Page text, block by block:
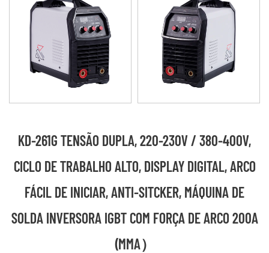
KD-261G TENSÃO DUPLA, 220-230V / 380-400V,
CICLO DE TRABALHO ALTO, DISPLAY DIGITAL, ARCO
FÁCIL DE INICIAR, ANTI-SITCKER, MÁQUINA DE
SOLDA INVERSORA IGBT COM FORÇA DE ARCO 200A
(MMA）